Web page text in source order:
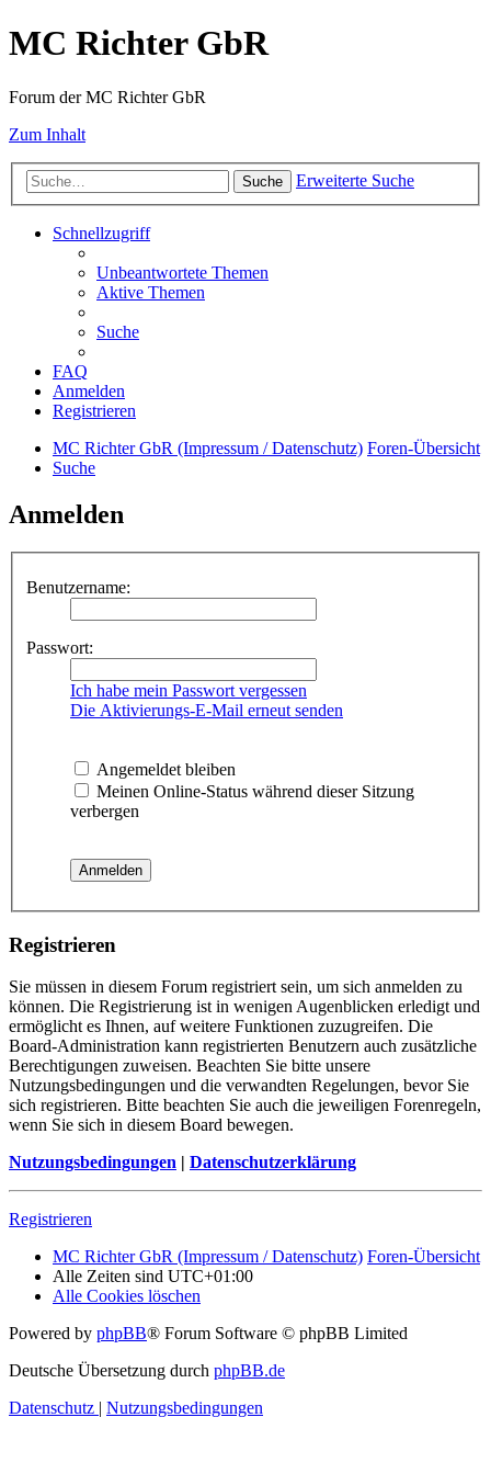
MC Richter GbR
Forum der MC Richter GbR
Zum Inhalt
Suche Erweiterte Suche
Schnellzugriff
Unbeantwortete Themen
Aktive Themen
Suche
FAQ
Anmelden
Registrieren
MC Richter GbR (Impressum / Datenschutz) Foren-Übersicht
Suche
Anmelden
Benutzername:
Passwort:
Ich habe mein Passwort vergessen
Die Aktivierungs-E-Mail erneut senden
Angemeldet bleiben
Meinen Online-Status während dieser Sitzung
verbergen
Registrieren
Sie müssen in diesem Forum registriert sein, um sich anmelden zu
können. Die Registrierung ist in wenigen Augenblicken erledigt und
ermöglicht es Ihnen, auf weitere Funktionen zuzugreifen. Die
Board-Administration kann registrierten Benutzern auch zusätzliche
Berechtigungen zuweisen. Beachten Sie bitte unsere
Nutzungsbedingungen und die verwandten Regelungen, bevor Sie
sich registrieren. Bitte beachten Sie auch die jeweiligen Forenregeln,
wenn Sie sich in diesem Board bewegen.
Nutzungsbedingungen | Datenschutzerklärung
Registrieren
MC Richter GbR (Impressum / Datenschutz) Foren-Übersicht
Alle Zeiten sind UTC+01:00
Alle Cookies löschen
Powered by phpBB® Forum Software © phpBB Limited
Deutsche Übersetzung durch phpBB.de
Datenschutz | Nutzungsbedingungen